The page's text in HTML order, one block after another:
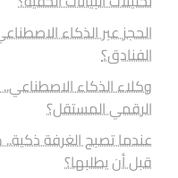
الحجز عبر الذكاء
الفنادق؟
وكلاء الذكاء
الرقمي المستقل؟
عندما تصبح الغرفة
قبل أن يطلبها؟